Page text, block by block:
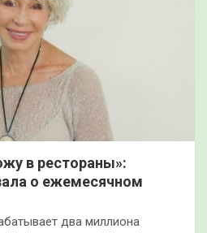
в рестораны»:
о ежемесячном
два миллиона